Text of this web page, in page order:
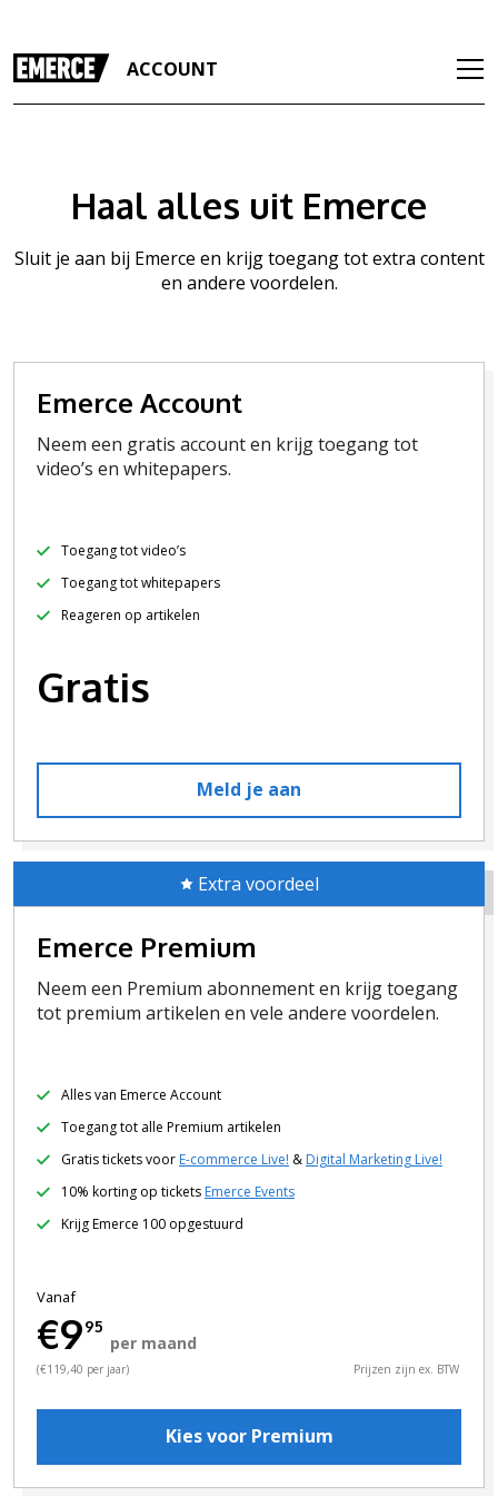
ACCOUNT
Haal alles uit Emerce
Sluit je aan bij Emerce en krijg toegang tot extra content
en andere voordelen.
Emerce Account
Neem een gratis account en krijg toegang tot
video’s en whitepapers.
Toegang tot video’s
Toegang tot whitepapers
Reageren op artikelen
Gratis
Meld je aan
Extra voordeel
Emerce Premium
Neem een Premium abonnement en krijg toegang
tot premium artikelen en vele andere voordelen.
Alles van Emerce Account
Toegang tot alle Premium artikelen
Gratis tickets voor E-commerce Live! & Digital Marketing Live!
10% korting op tickets Emerce Events
Krijg Emerce 100 opgestuurd
Vanaf
€995
per maand
(€119,40 per jaar) Prijzen zijn ex. BTW
Kies voor Premium